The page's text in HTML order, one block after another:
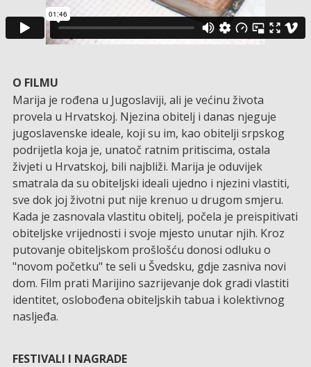
O FILMU
Marija je rođena u Jugoslaviji, ali je većinu života
provela u Hrvatskoj. Njezina obitelj i danas njeguje
jugoslavenske ideale, koji su im, kao obitelji srpskog
podrijetla koja je, unatoč ratnim pritiscima, ostala
živjeti u Hrvatskoj, bili najbliži. Marija je oduvijek
smatrala da su obiteljski ideali ujedno i njezini vlastiti,
sve dok joj životni put nije krenuo u drugom smjeru.
Kada je zasnovala vlastitu obitelj, počela je preispitivati
obiteljske vrijednosti i svoje mjesto unutar njih. Kroz
putovanje obiteljskom prošlošću donosi odluku o
"novom početku" te seli u Švedsku, gdje zasniva novi
dom. Film prati Marijino sazrijevanje dok gradi vlastiti
identitet, oslobođena obiteljskih tabua i kolektivnog
nasljeđa.
FESTIVALI I NAGRADE